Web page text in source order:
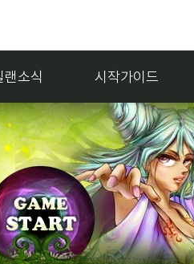
랜소식 시작가이드